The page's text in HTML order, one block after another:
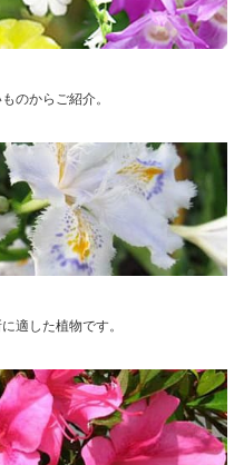
のからご紹介。
適した植物です。